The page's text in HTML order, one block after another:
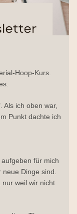
Hoop-Kurs.
Als ich oben war,
Punkt dachte ich
für mich
Dinge sind.
nur weil wir nicht